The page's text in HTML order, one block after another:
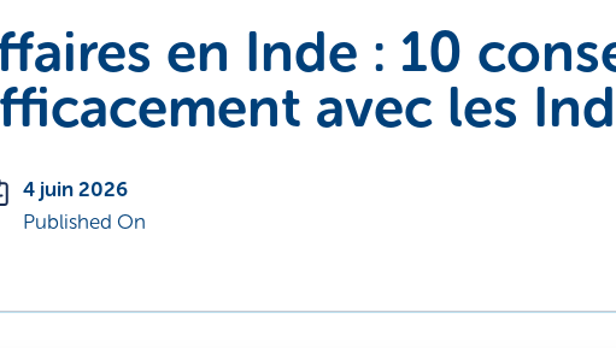
en Inde : 10
avec les
4 juin 2026
Published On